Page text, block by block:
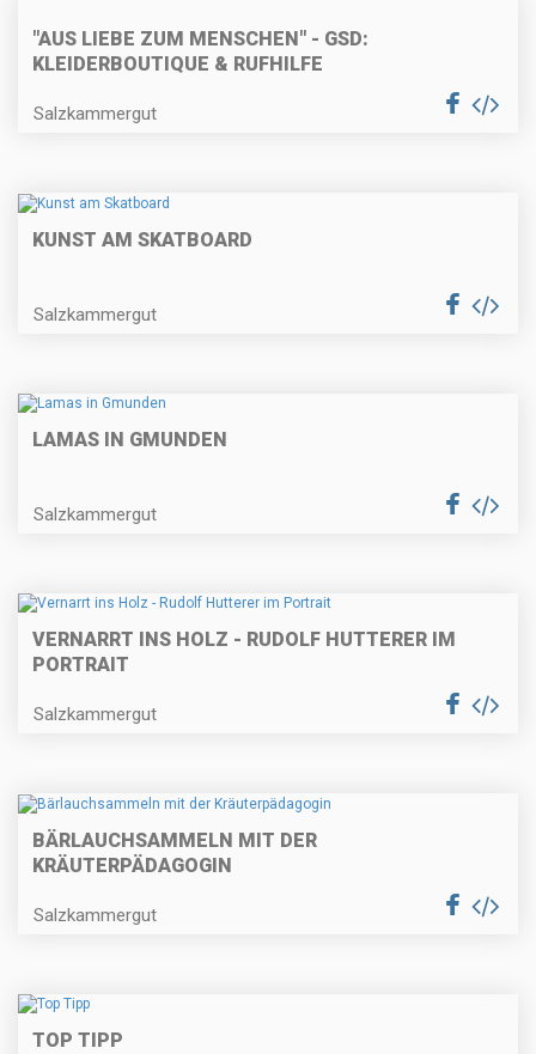
"AUS LIEBE ZUM MENSCHEN" - GSD:
KLEIDERBOUTIQUE & RUFHILFE
Salzkammergut
KUNST AM SKATBOARD
Salzkammergut
LAMAS IN GMUNDEN
Salzkammergut
VERNARRT INS HOLZ - RUDOLF HUTTERER IM
PORTRAIT
Salzkammergut
BÄRLAUCHSAMMELN MIT DER
KRÄUTERPÄDAGOGIN
Salzkammergut
TOP TIPP